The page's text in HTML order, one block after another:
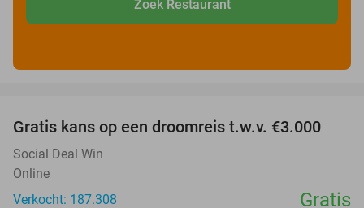
Zoek Restaurant
Gratis kans op een droomreis t.w.v. €3.000
Social Deal Win
Online
Verkocht: 187.308
Gratis